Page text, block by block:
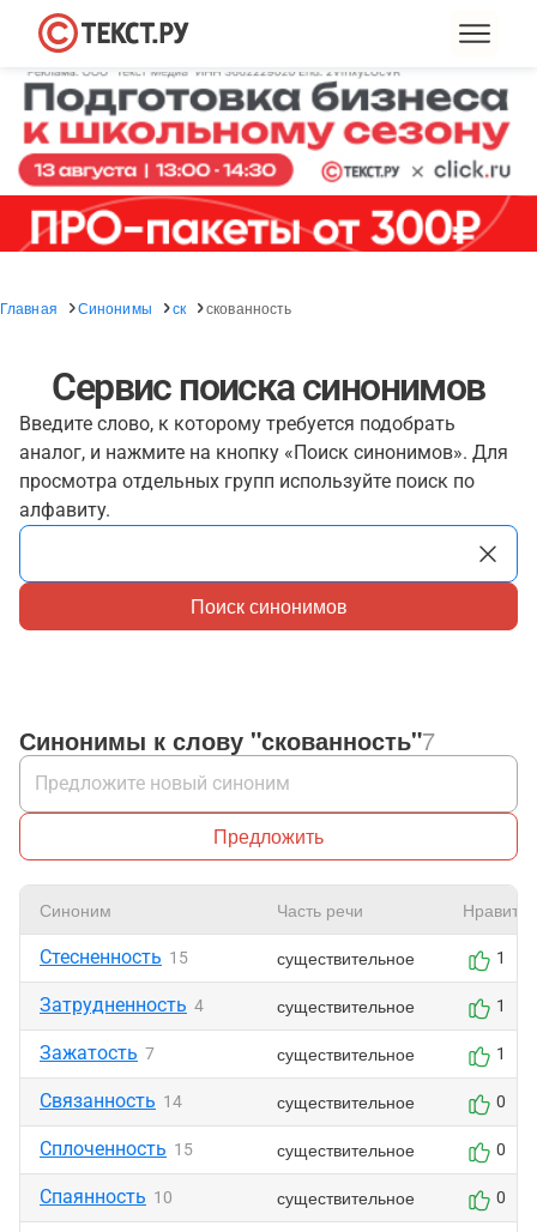
Главная Синонимы ск скованность
Сервис поиска синонимов
Введите слово, к которому требуется подобрать
аналог, и нажмите на кнопку «Поиск синонимов». Для
просмотра отдельных групп используйте поиск по
алфавиту.
Поиск синонимов
Синонимы к слову "скованность"7
Предложить
Синоним Часть речи Нравится
Стесненность 15 существительное 1
Затрудненность 4 существительное 1
Зажатость 7 существительное 1
Связанность 14 существительное 0
Сплоченность 15 существительное 0
Спаянность 10 существительное 0